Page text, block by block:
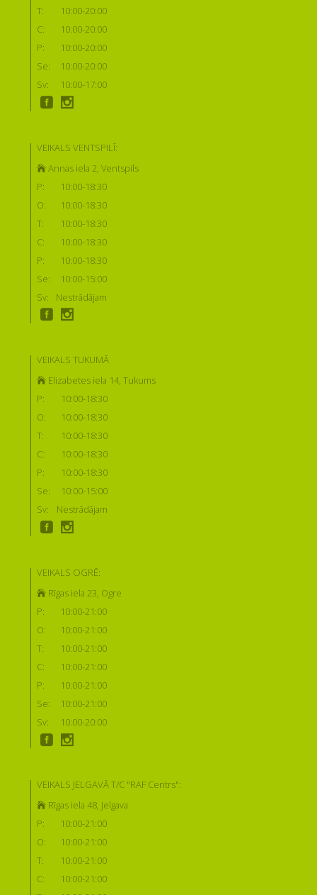
T:
10:00-20:00
C:
10:00-20:00
P:
10:00-20:00
Se:
10:00-20:00
Sv:
10:00-17:00
VEIKALS VENTSPILĪ:
Annas iela 2, Ventspils
P:
10:00-18:30
O:
10:00-18:30
T:
10:00-18:30
C:
10:00-18:30
P:
10:00-18:30
Se:
10:00-15:00
Sv:
Nestrādājam
VEIKALS TUKUMĀ
Elizabetes iela 14, Tukums
P:
10:00-18:30
O:
10:00-18:30
T:
10:00-18:30
C:
10:00-18:30
P:
10:00-18:30
Se:
10:00-15:00
Sv:
Nestrādājam
VEIKALS OGRĒ:
Rīgas iela 23, Ogre
P:
10:00-21:00
O:
10:00-21:00
T:
10:00-21:00
C:
10:00-21:00
P:
10:00-21:00
Se:
10:00-21:00
Sv:
10:00-20:00
VEIKALS JELGAVĀ T/C "RAF Centrs":
Rīgas iela 48, Jelgava
P:
10:00-21:00
O:
10:00-21:00
T:
10:00-21:00
C:
10:00-21:00